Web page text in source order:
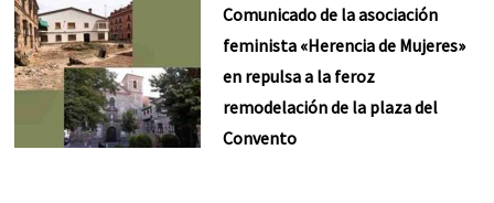
Comunicado de la asociación
feminista «Herencia de Mujeres»
en repulsa a la feroz
remodelación de la plaza del
Convento